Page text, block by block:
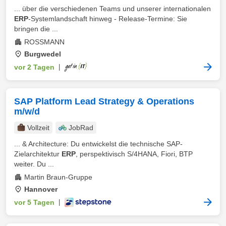
... über die verschiedenen Teams und unserer internationalen
ERP-Systemlandschaft hinweg - Release-Termine: Sie
bringen die ...
ROSSMANN
Burgwedel
vor 2 Tagen
SAP Platform Lead Strategy & Operations
m/w/d
Vollzeit
JobRad
... & Architecture: Du entwickelst die technische SAP-
Zielarchitektur ERP , perspektivisch S/4HANA, Fiori, BTP
weiter. Du ...
Martin Braun-Gruppe
Hannover
vor 5 Tagen